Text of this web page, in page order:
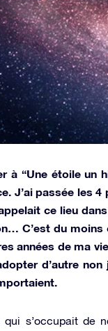
à “Une étoile un
J’ai passée les
ce lieu
C’est du moins
années de ma
d’autre
s’occupait de